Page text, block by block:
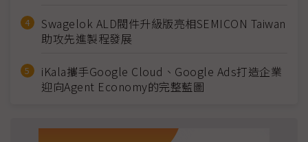
Swagelok ALD閥件升級版亮相SEMICON Taiwan
助攻先進製程發展
iKala攜手Google Cloud、Google Ads打造企業
迎向Agent Economy的完整藍圖